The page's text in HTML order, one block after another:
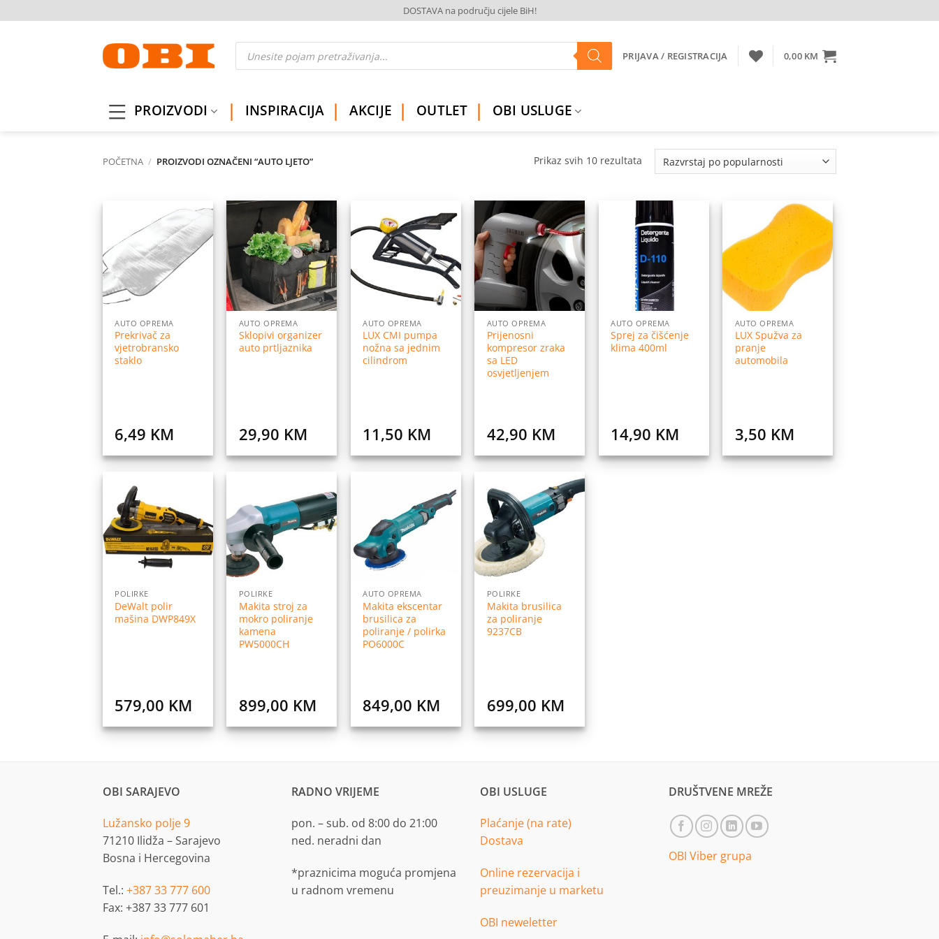
to
DOSTAVA na području cijele BiH!
Products
search PRIJAVA / REGISTRACIJA 0,00 KM
PROIZVODI INSPIRACIJA AKCIJE OUTLET OBI USLUGE
POČETNA / PROIZVODI OZNAČENI “AUTO LJETO” Prikaz svih 10 rezultataSorted
Dodaj
na
listu
AUTO OPREMA
Prekrivač za
vjetrobransko
staklo
6,49 KM
Dodaj
na
listu
želja
AUTO OPREMA
Sklopivi organizer
auto prtljaznika
29,90 KM
na
listu
želja
AUTO OPREMA
LUX CMI pumpa
nožna sa jednim
cilindrom
11,50 KM
Dodaj
na
listu
želja
AUTO OPREMA
Prijenosni
kompresor zraka
sa LED
osvjetljenjem
42,90 KM
AUTO OPREMA
Sprej za čišćenje
klima 400ml
14,90 KM
na
želja
AUTO OPREMA
LUX Spužva za
pranje
automobila
3,50 KM
Dodaj
na
listu
želja
POLIRKE
DeWalt polir
mašina DWP849X
579,00 KM
Dodaj
na
listu
POLIRKE
Makita stroj za
mokro poliranje
kamena
PW5000CH
899,00 KM
Dodaj
na
AUTO OPREMA
Makita ekscentar
brusilica za
poliranje / polirka
PO6000C
849,00 KM
Dodaj
POLIRKE
Makita brusilica
za poliranje
9237CB
699,00 KM
OBI SARAJEVO
Lužansko polje 9
71210 Ilidža – Sarajevo
Bosna i Hercegovina
Tel.: +387 33 777 600
Fax: +387 33 777 601
RADNO VRIJEME
pon. – sub. od 8:00 do 21:00
ned. neradni dan
*praznicima moguća promjena
u radnom vremenu
OBI USLUGE
Plaćanje (na rate)
Dostava
Online rezervacija i
preuzimanje u marketu
OBI neweletter
DRUŠTVENE MREŽE
OBI Viber grupa